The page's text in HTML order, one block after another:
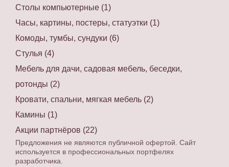
Столы компьютерные (1)
Часы, картины, постеры, статуэтки (1)
Комоды, тумбы, сундуки (6)
Стулья (4)
Мебель для дачи, садовая мебель, беседки,
ротонды (2)
Кровати, спальни, мягкая мебель (2)
Камины (1)
Акции партнёров (22)
Предложения не являются публичной офертой. Сайт
используется в профессиональных портфелях
разработчика.